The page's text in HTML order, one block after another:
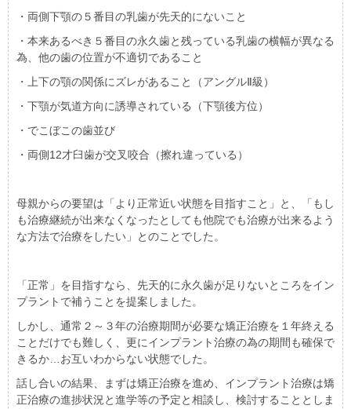
・両側下顎の５番目の乳歯が先天的にないこと
・本来あるべき５番目の永久歯と残っている乳歯の横幅が異なる
為、他の歯の位置が不適切であること
・上下の顎の関係にズレがあること（アングルⅡ級）
・下顎が気道方向に誘導されている（下顎後方位）
・でこぼこの歯並び
・両側12才臼歯が交叉咬合（擦れ違っている）
母親からの要望は「より正常近い状態を目指すこと」と、「もし
も治療継続が出来なくなったとしても他院でも治療が出来るよう
な方法で治療をしたい」とのことでした。
「正常」を目指すなら、先天的に永久歯が足りないところをイン
プラントで補うことを提案しました。
しかし、通常２～３年の治療期間が必要な矯正治療を１年終える
ことだけでも難しく、更にインプラント治療の為の期間も確保で
きるか…お互いわからない状態でした。
話し合いの結果、まずは矯正治療を進め、インプラント治療は矯
正治療の進捗状況と進学等の予定と相談し、検討することとしま